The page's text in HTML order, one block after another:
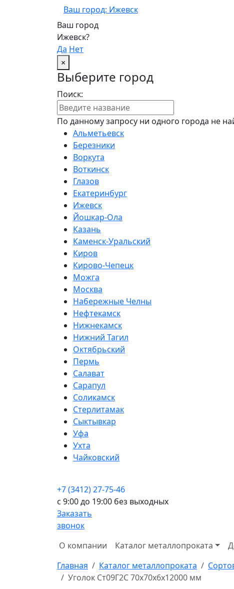
Ваш город: Ижевск
Ваш город
Ижевск?
Да Нет
×
Выберите город
Поиск:
По данному запросу ни одного города не
Альметьевск
Березники
Воркута
Воткинск
Глазов
Екатеринбург
Ижевск
Йошкар-Ола
Казань
Каменск-Уральский
Киров
Кирово-Чепецк
Можга
Москва
Набережные Челны
Нефтекамск
Нижнекамск
Нижний Тагил
Октябрьский
Пермь
Салават
Сарапул
Соликамск
Стерлитамак
Сыктывкар
Уфа
Ухта
Чайковский
+7 (3412) 27-75-46
c 9:00 до 19:00 без выходных
Заказать
звонок
О компании
Каталог металлопроката
Главная
Каталог металлопроката
Уголок Ст09Г2С 70x70x6x12000 мм